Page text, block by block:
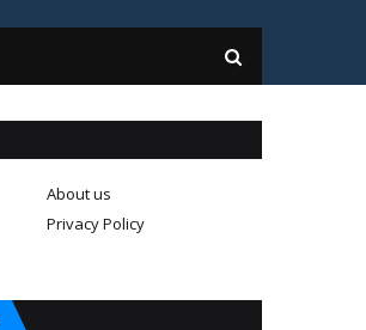
About us
Privacy Policy